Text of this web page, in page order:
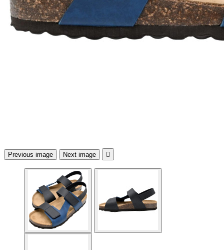
Previous image Next image 